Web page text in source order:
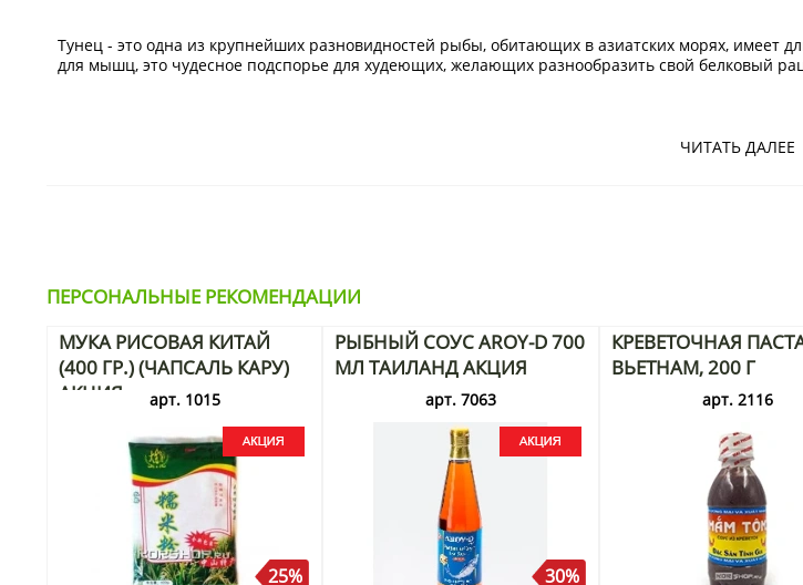
ЧИТАТЬ ДАЛЕЕ
Тунец - это одна из крупнейших разновидностей рыбы, обитающих в азиатских морях, имеет
для мышц, это чудесное подспорье для худеющих, желающих разнообразить свой белковый
Замороженноефиле тунцастанет прекрасной основой для множества блюд, подходящих для
или спортивного питания.
Тунец замороженный для суши купить в Москве с доставкойможно в магазине азиатских
товар не отправляем почтой или транспортной компанией.
Тэги: филе тунца, желтоперый тунец, суши с тунцом, блюда из тунца, салат с тунцом
тунец для суши купить, тунец для роллов купить, тунец замороженный купить, тунец
ПЕРСОНАЛЬНЫЕ РЕКОМЕНДАЦИИ
МУКА РИСОВАЯ КИТАЙ
(400 ГР.) (ЧАПСАЛЬ КАРУ)
АКЦИЯ
арт. 1015
25%
РЫБНЫЙ СОУС AROY-D 700
МЛ ТАИЛАНД АКЦИЯ
арт. 7063
30%
КРЕВЕТОЧНАЯ
ВЬЕТНАМ, 200 Г
арт. 2116